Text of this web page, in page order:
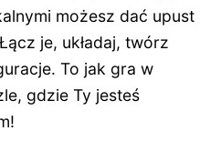
możesz dać upust
je, układaj, twórz
To jak gra w
gdzie Ty jesteś